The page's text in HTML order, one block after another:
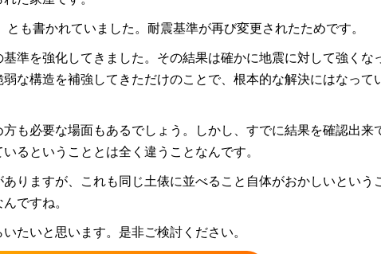
も書かれていました。耐震基準が再び変更されたためです。
準を強化してきました。その結果は確かに地震に対して強くな
な構造を補強してきただけのことで、根本的な解決にはなって
も必要な場面もあるでしょう。しかし、すでに結果を確認出来
るということとは全く違うことなんです。
りますが、これも同じ土俵に並べること自体がおかしいという
ですね。
たいと思います。是非ご検討ください。